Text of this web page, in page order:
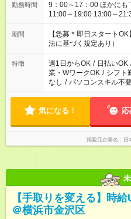
勤務時間
9：00～17：00 ほかにも下記のシフトあり！ 10:00～18:00
11:00～19:00 13:00～
～翌6:00 など、あなたの希望を聞かせてください！ ※5時間以内
の短時間もご相談くださ
期間
【急募＊即日スタート
法に基づく規定あり）
特徴 週1日からOK / 日払いOK
業・WワークOK / シフト
なし / パソコンスキル不
気になる！ 応
掲載元企業名 日
【手取りを変える】時
＠横浜市金沢区